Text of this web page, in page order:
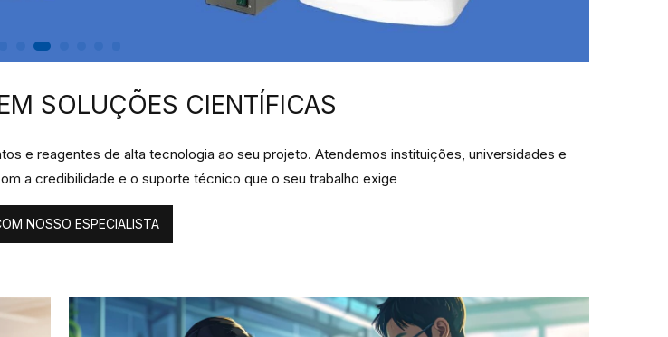
SOLUÇÕES CIENTÍFICAS
e reagentes de alta tecnologia ao seu projeto. Atendemos instituições, universidades e
a credibilidade e o suporte técnico que o seu trabalho exige
NOSSO ESPECIALISTA